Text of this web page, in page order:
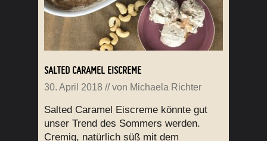
SALTED CARAMEL EISCREME
30. April 2018 // von Michaela Richter
Salted Caramel Eiscreme könnte gut
unser Trend des Sommers werden.
Cremig, natürlich süß mit dem